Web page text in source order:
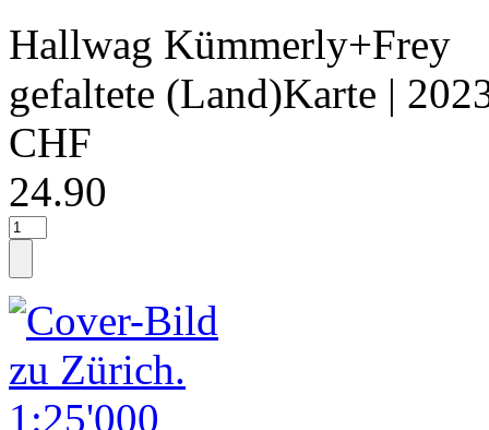
Hallwag Kümmerly+Frey
gefaltete (Land)Karte |
CHF
24.90